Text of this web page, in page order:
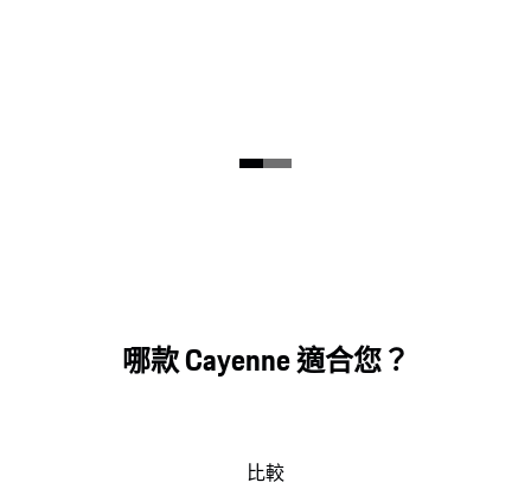
哪款 Cayenne 適合您？
比較